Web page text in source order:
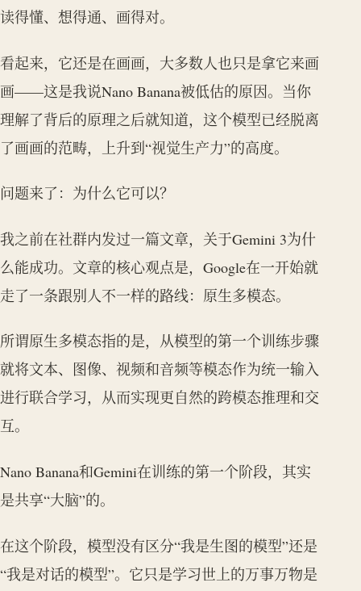
读得懂、想得通、画得对。
看起来，它还是在画画，大多数人也只是拿它来画
画——这是我说Nano Banana被低估的原因。当你
理解了背后的原理之后就知道，这个模型已经脱离
了画画的范畴，上升到“视觉生产力”的高度。
问题来了：为什么它可以？
我之前在社群内发过一篇文章，关于Gemini 3为什
么能成功。文章的核心观点是，Google在一开始就
走了一条跟别人不一样的路线：原生多模态。
所谓原生多模态指的是，从模型的第一个训练步骤
就将文本、图像、视频和音频等模态作为统一输入
进行联合学习，从而实现更自然的跨模态推理和交
互。
Nano Banana和Gemini在训练的第一个阶段，其实
是共享“大脑”的。
在这个阶段，模型没有区分“我是生图的模型”还是
“我是对话的模型”。它只是学习世上的万事万物是